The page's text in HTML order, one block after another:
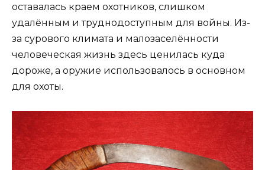
оставалась краем охотников, слишком
удалённым и труднодоступным для войны. Из-
за сурового климата и малозаселённости
человеческая жизнь здесь ценилась куда
дороже, а оружие использовалось в основном
для охоты.